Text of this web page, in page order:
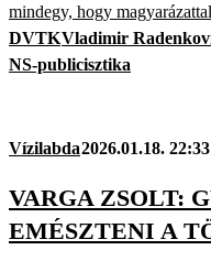
mindegy, hogy
DVTKVladimir
NS-publicisztika
Vízilabda2026.01.18. 22:33
VARGA ZSOLT:
EMÉSZTENI A